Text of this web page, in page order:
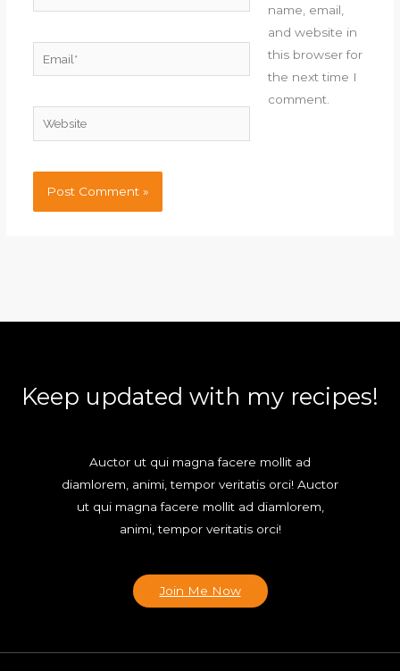
Email*
Website
name, email,
and website in
this browser for
the next time I
comment.
Keep updated with my recipes!
Auctor ut qui magna facere mollit ad
diamlorem, animi, tempor veritatis orci! Auctor
ut qui magna facere mollit ad diamlorem,
animi, tempor veritatis orci!
Join Me Now